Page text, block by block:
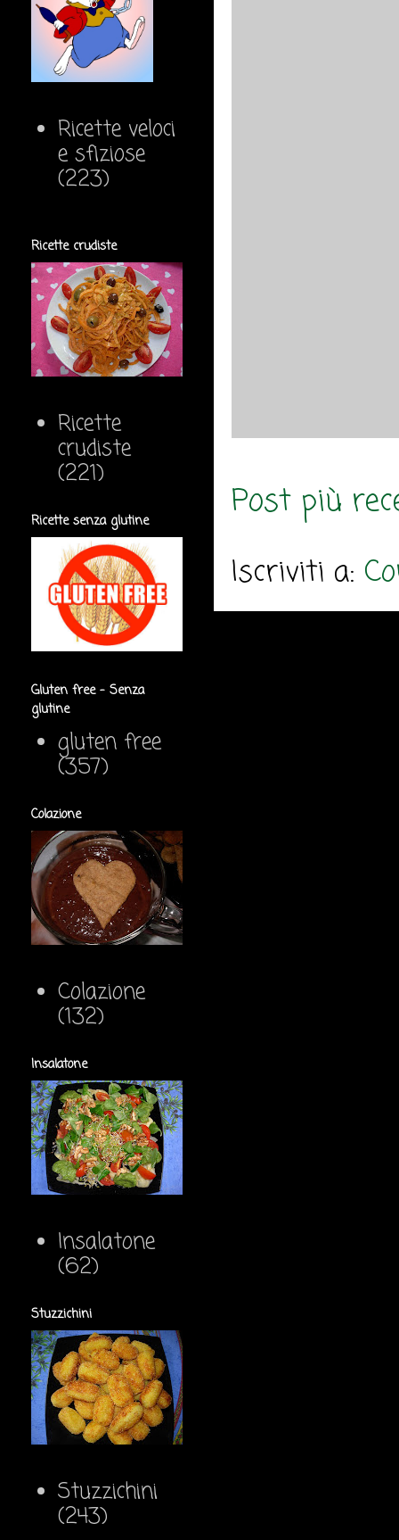
Post più
Iscriviti a:
Ricette veloci
e sfiziose
(223)
Ricette crudiste
Ricette
crudiste
(221)
Ricette senza glutine
Gluten free - Senza
glutine
gluten free
(357)
Colazione
Colazione
(132)
Insalatone
Insalatone
(62)
Stuzzichini
Stuzzichini
(243)